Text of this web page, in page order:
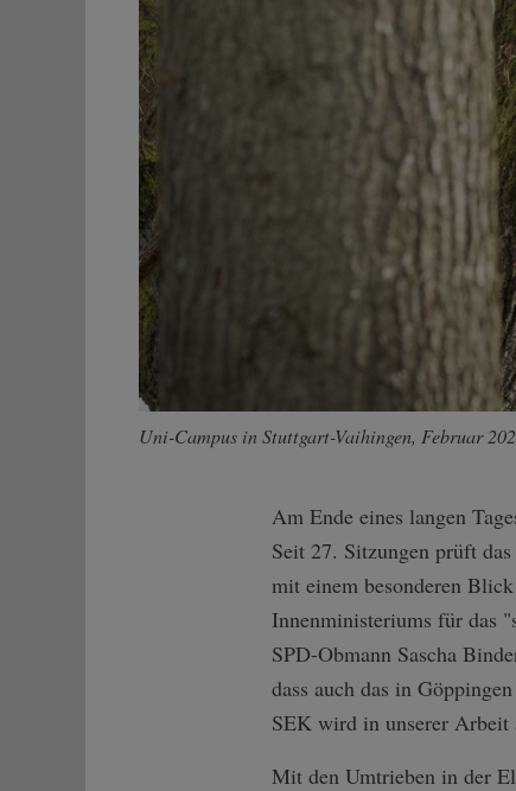
Uni-Campus in Stuttgart-Vaihingen, Februar
Am Ende eines langen
Seit 27. Sitzungen prüft
mit einem besonderen
Innenministeriums für das
SPD-Obmann Sascha
dass auch das in
SEK wird in unserer Arbeit
Mit den Umtrieben in der